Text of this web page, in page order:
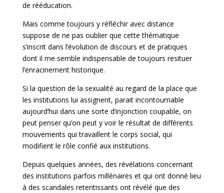
de rééducation.
Mais comme toujours y réfléchir avec distance
suppose de ne pas oublier que cette thématique
s’inscrit dans l’évolution de discours et de pratiques
dont il me semble indispensable de toujours resituer
l’enracinement historique.
Si la question de la sexualité au regard de la place que
les institutions lui assignent, parait incontournable
aujourd’hui dans une sorte d’injonction coupable, on
peut penser qu’on peut y voir le résultat de différents
mouvements qui travaillent le corps social, qui
modifient le rôle confié aux institutions.
Depuis quelques années, des révélations concernant
des institutions parfois millénaires et qui ont donné lieu
à des scandales retentissants ont révélé que des